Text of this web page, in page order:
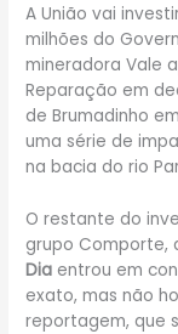
A União vai
milhões do
mineradora Vale
Reparação em
de Brumadinho
uma série de
na bacia do rio
O restante do
grupo Comporte,
Dia entrou em
exato, mas não
reportagem, que